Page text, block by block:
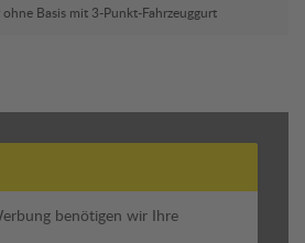
ohne Basis mit 3-Punkt-Fahrzeuggurt
benötigen wir Ihre